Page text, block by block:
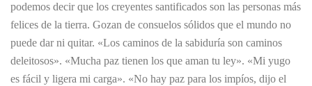
podemos decir que los creyentes santificados son las personas más
felices de la tierra. Gozan de consuelos sólidos que el mundo no
puede dar ni quitar. «Los caminos de la sabiduría son caminos
deleitosos». «Mucha paz tienen los que aman tu ley». «Mi yugo
es fácil y ligera mi carga». «No hay paz para los impíos, dijo el